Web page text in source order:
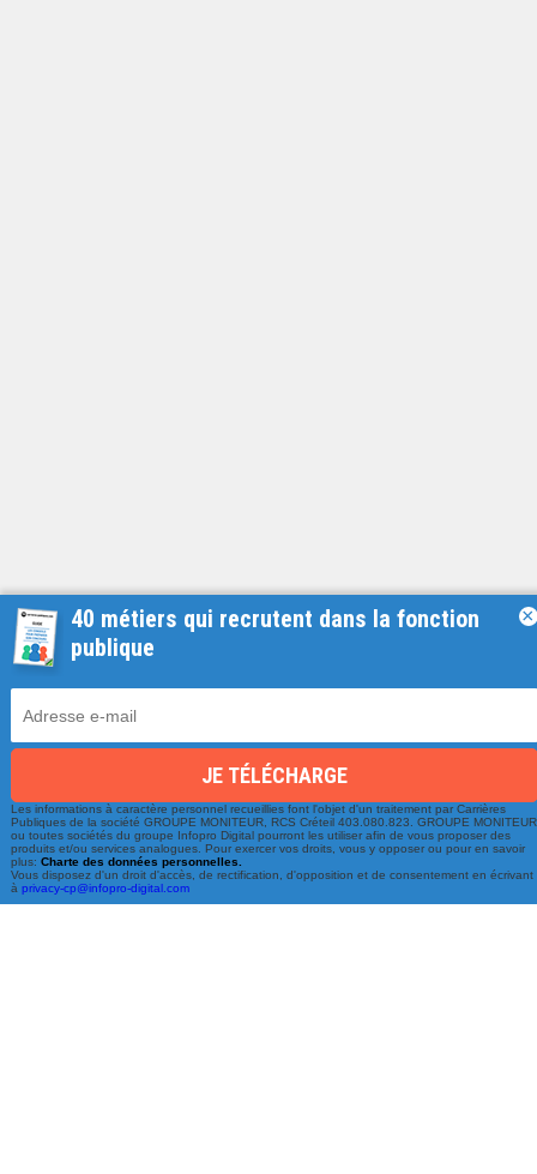
Une équipe à votre écoute
du lundi au vendredi de 9h à 17h
01 79 06 76 68
40 métiers qui recrutent dans la fonction
publique
Les informations à caractère personnel recueillies font l'objet d'un traitement par Carrières
Publiques de la société GROUPE MONITEUR, RCS Créteil 403.080.823. GROUPE MONITEUR
ou toutes sociétés du groupe Infopro Digital pourront les utiliser afin de vous proposer des
produits et/ou services analogues. Pour exercer vos droits, vous y opposer ou pour en savoir
plus:Charte des données personnelles.
Vous disposez d'un droit d'accès, de rectification, d'opposition et de consentement en écrivant
àprivacy-cp@infopro-digital.com
×